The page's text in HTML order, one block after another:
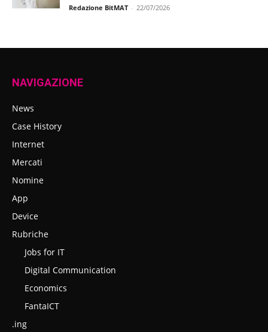
Redazione BitMAT - 22/07/2026
NAVIGAZIONE
News
Case History
Internet
Mercati
Nomine
App
Device
Rubriche
Jobs for IT
Digital Communication
Economics
FantaICT
.ing